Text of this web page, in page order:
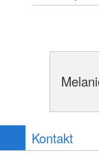
Kontakt